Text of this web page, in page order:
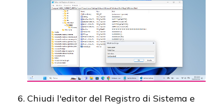
Chiudi l'editor del Registro di Sistema e